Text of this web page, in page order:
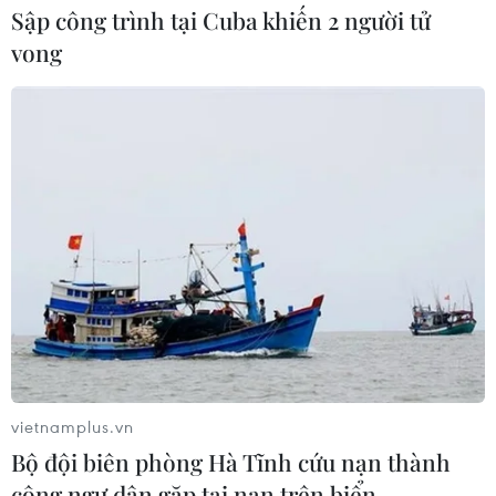
Sở hữu trí tuệ
Quy định sử dụng
Hỗ trợ
Ngôn ngữ
TTXVN
Dịch vụ tin
Quảng cáo
Sập công trình tại Cuba khiến 2 người tử
vong
vietnamplus.vn
Bộ đội biên phòng Hà Tĩnh cứu nạn thành